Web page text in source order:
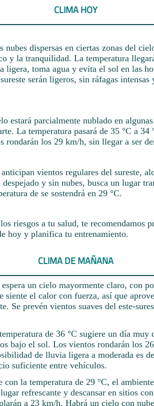
CLIMA HOY
nubes dispersas en ciertas zonas del
y la tranquilidad. La temperatura
ligera, toma agua y evita el sol en las
serán ligeros, sin ráfagas
estará parcialmente nublado en
La temperatura pasará de 35 °C a 34
rondarán los 29 km/h, sin llegar a ser
vientos regulares del sureste,
y sin nubes, busca un lugar
de se sostendrá en 29 °C.
riesgos a tu salud, te recomendamos
hoy y planifica tu entrenamiento.
CLIMA DE MAÑANA
un cielo mayormente claro, con
siente el calor con fuerza, así que
Se prevén vientos suaves del este-
de 36 °C sugiere un día
bajo el sol. Los vientos rondarán los
de lluvia ligera a moderada es
suficiente entre vehículos.
con la temperatura de 29 °C, el
refrescante y descansar en sitios
a 23 km/h. Habrá un cielo con